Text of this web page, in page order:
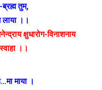
तुम,
।।
क्षुधारोग-विनाशनाय
स्वाहा ।।
माया ।